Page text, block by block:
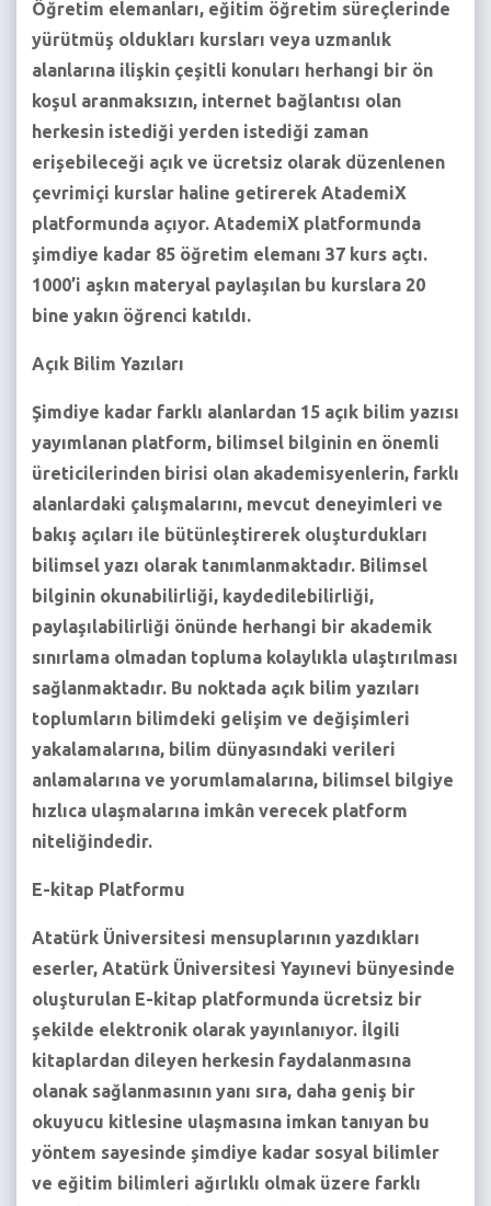
Öğretim elemanları, eğitim öğretim süreçlerinde
yürütmüş oldukları kursları veya uzmanlık
alanlarına ilişkin çeşitli konuları herhangi bir ön
koşul aranmaksızın, internet bağlantısı olan
herkesin istediği yerden istediği zaman
erişebileceği açık ve ücretsiz olarak düzenlenen
çevrimiçi kurslar haline getirerek AtademiX
platformunda açıyor. AtademiX platformunda
şimdiye kadar 85 öğretim elemanı 37 kurs açtı.
1000’i aşkın materyal paylaşılan bu kurslara 20
bine yakın öğrenci katıldı.
Açık Bilim Yazıları
Şimdiye kadar farklı alanlardan 15 açık bilim yazısı
yayımlanan platform, bilimsel bilginin en önemli
üreticilerinden birisi olan akademisyenlerin, farklı
alanlardaki çalışmalarını, mevcut deneyimleri ve
bakış açıları ile bütünleştirerek oluşturdukları
bilimsel yazı olarak tanımlanmaktadır. Bilimsel
bilginin okunabilirliği, kaydedilebilirliği,
paylaşılabilirliği önünde herhangi bir akademik
sınırlama olmadan topluma kolaylıkla ulaştırılması
sağlanmaktadır. Bu noktada açık bilim yazıları
toplumların bilimdeki gelişim ve değişimleri
yakalamalarına, bilim dünyasındaki verileri
anlamalarına ve yorumlamalarına, bilimsel bilgiye
hızlıca ulaşmalarına imkân verecek platform
niteliğindedir.
E-kitap Platformu
Atatürk Üniversitesi mensuplarının yazdıkları
eserler, Atatürk Üniversitesi Yayınevi bünyesinde
oluşturulan E-kitap platformunda ücretsiz bir
şekilde elektronik olarak yayınlanıyor. İlgili
kitaplardan dileyen herkesin faydalanmasına
olanak sağlanmasının yanı sıra, daha geniş bir
okuyucu kitlesine ulaşmasına imkan tanıyan bu
yöntem sayesinde şimdiye kadar sosyal bilimler
ve eğitim bilimleri ağırlıklı olmak üzere farklı